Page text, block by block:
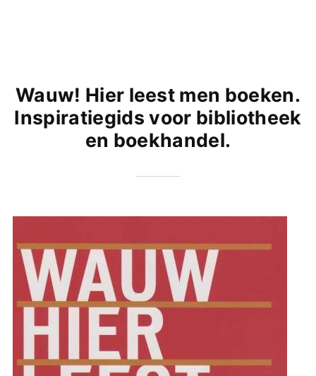
Wauw! Hier leest men boeken.
Inspiratiegids voor bibliotheek
en boekhandel.